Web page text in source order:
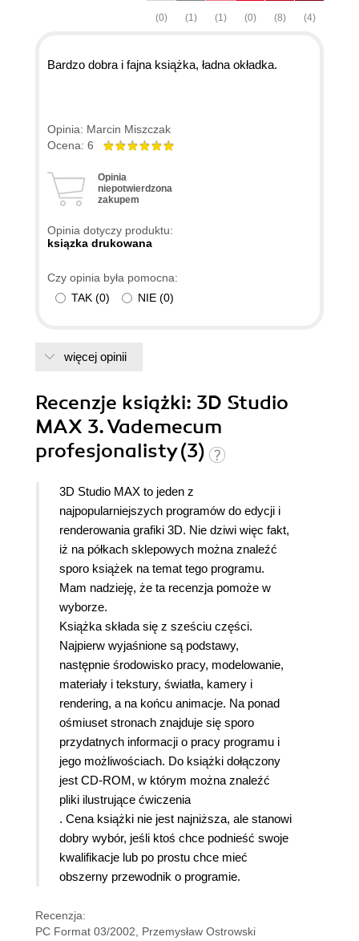
(4)
(8)
(0)
(1)
(1)
(0)
Bardzo dobra i fajna książka, ładna okładka.
Opinia: Marcin Miszczak
Ocena: 6
Opinia
niepotwierdzona
zakupem
Opinia dotyczy produktu:
ksiązka drukowana
Czy opinia była pomocna:
TAK (0) NIE (0)
więcej opinii
Recenzje książki: 3D Studio
MAX 3. Vademecum
profesjonalisty (3)
3D Studio MAX to jeden z
najpopularniejszych programów do edycji i
renderowania grafiki 3D. Nie dziwi więc fakt,
iż na półkach sklepowych można znaleźć
sporo książek na temat tego programu.
Mam nadzieję, że ta recenzja pomoże w
wyborze.
Książka składa się z sześciu części.
Najpierw wyjaśnione są podstawy,
następnie środowisko pracy, modelowanie,
materiały i tekstury, światła, kamery i
rendering, a na końcu animacje. Na ponad
ośmiuset stronach znajduje się sporo
przydatnych informacji o pracy programu i
jego możliwościach. Do książki dołączony
jest CD-ROM, w którym można znaleźć
pliki ilustrujące ćwiczenia
. Cena książki nie jest najniższa, ale stanowi
dobry wybór, jeśli ktoś chce podnieść swoje
kwalifikacje lub po prostu chce mieć
obszerny przewodnik o programie.
Recenzja:
PC Format 03/2002, Przemysław Ostrowski